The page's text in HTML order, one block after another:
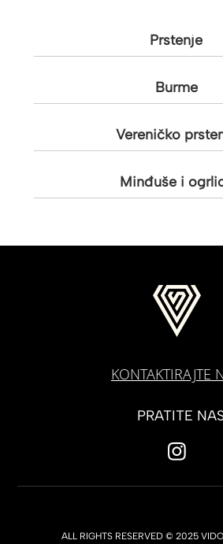
Prstenje
Burme
Vereničko
Minđuše i
KONTAKTIRAJTE
PRATITE
ALL RIGHTS RESERVED © 2025